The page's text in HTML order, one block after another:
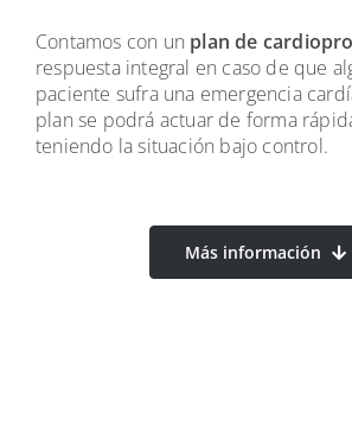
Contamos con un plan de
respuesta integral en caso de que
paciente sufra una emergencia
plan se podrá actuar de forma
teniendo la situación bajo control.
Más información